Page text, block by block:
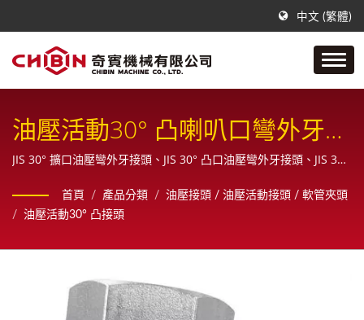
中文 (繁體)
油壓活動30° 凸喇叭口彎外牙接
頭
JIS 30° 擴口油壓彎外牙接頭、JIS 30° 凸口油壓彎外牙接頭、JIS 30°
鋼空油壓管配件接頭的公司，從樣品、設計、繪圖原直到最終成品
之一系列生產製造，且為客戶提供全方位的銷售服務。
首頁 / 產品分類 /
油壓接頭 / 油壓活動接頭 / 軟管夾頭
/
油壓活動30° 凸接頭